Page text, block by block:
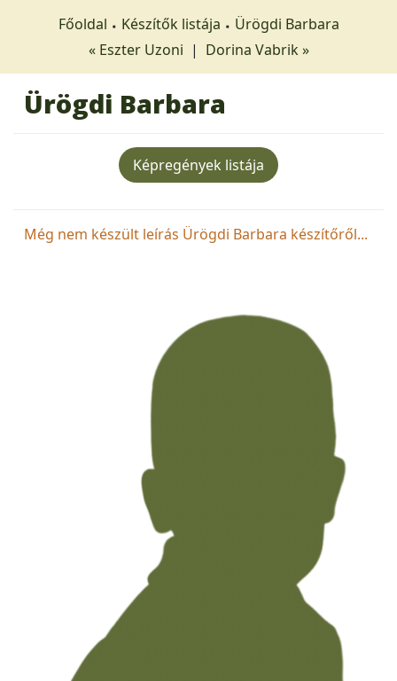
Főoldal Készítők listája
Ürögdi Barbara
« Eszter Uzoni | Dorina Vabrik »
Ürögdi Barbara
Képregények listája
Még nem készült leírás Ürögdi Barbara készítőről...